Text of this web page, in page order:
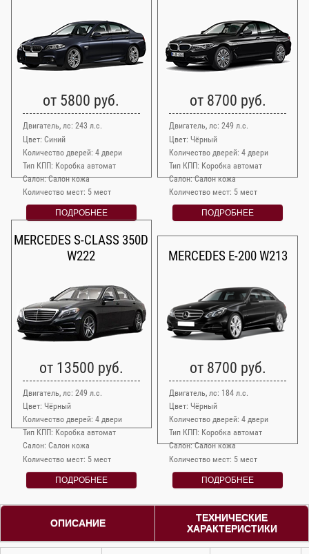
от 5800 руб.
Двигатель, лс: 243 л.с.
Цвет: Синий
Количество дверей: 4 двери
Тип КПП: Коробка автомат
Салон: Салон кожа
Количество мест: 5 мест
ПОДРОБНЕЕ
от 8700 руб.
Двигатель, лс: 249 л.с.
Цвет: Чёрный
Количество дверей: 4 двери
Тип КПП: Коробка автомат
Салон: Салон кожа
Количество мест: 5 мест
ПОДРОБНЕЕ
MERCEDES S-CLASS 350D
W222
от 13500 руб.
Двигатель, лс: 249 л.с.
Цвет: Чёрный
Количество дверей: 4 двери
Тип КПП: Коробка автомат
Салон: Салон кожа
Количество мест: 5 мест
ПОДРОБНЕЕ
MERCEDES E-200 W213
от 8700 руб.
Двигатель, лс: 184 л.с.
Цвет: Чёрный
Количество дверей: 4 двери
Тип КПП: Коробка автомат
Салон: Салон кожа
Количество мест: 5 мест
ПОДРОБНЕЕ
ОПИСАНИЕ
ТЕХНИЧЕСКИЕ
ХАРАКТЕРИСТИКИ